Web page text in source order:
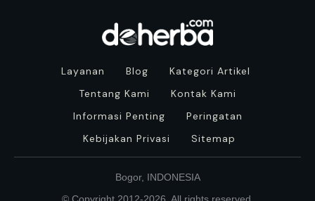
Layanan Blog
Kategori Artikel
Tentang Kami
Kontak Kami
Informasi Penting
Peringatan
Kebijakan Privasi
Sitemap
Bogor, INDONESIA